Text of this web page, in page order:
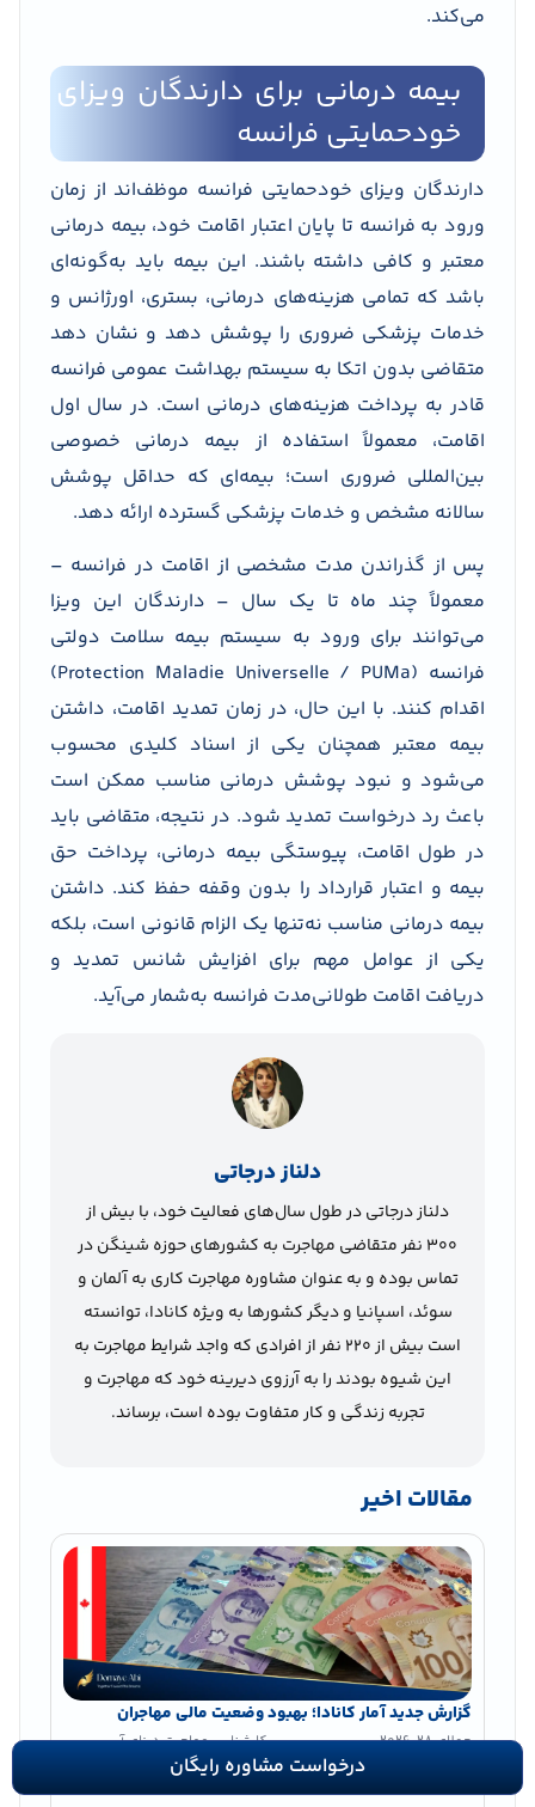
می‌کند.
بیمه درمانی برای دارندگان ویزای
خودحمایتی فرانسه
دارندگان ویزای خودحمایتی فرانسه موظف‌اند از زمان
ورود به فرانسه تا پایان اعتبار اقامت خود، بیمه درمانی
معتبر و کافی داشته باشند. این بیمه باید به‌گونه‌ای
باشد که تمامی هزینه‌های درمانی، بستری، اورژانس و
خدمات پزشکی ضروری را پوشش دهد و نشان دهد
متقاضی بدون اتکا به سیستم بهداشت عمومی فرانسه
قادر به پرداخت هزینه‌های درمانی است. در سال اول
اقامت، معمولاً استفاده از بیمه درمانی خصوصی
بین‌المللی ضروری است؛ بیمه‌ای که حداقل پوشش
سالانه مشخص و خدمات پزشکی گسترده ارائه دهد.
پس از گذراندن مدت مشخصی از اقامت در فرانسه –
معمولاً چند ماه تا یک سال – دارندگان این ویزا
می‌توانند برای ورود به سیستم بیمه سلامت دولتی
فرانسه (Protection Maladie Universelle / PUMa)
اقدام کنند. با این حال، در زمان تمدید اقامت، داشتن
بیمه معتبر همچنان یکی از اسناد کلیدی محسوب
می‌شود و نبود پوشش درمانی مناسب ممکن است
باعث رد درخواست تمدید شود. در نتیجه، متقاضی باید
در طول اقامت، پیوستگی بیمه درمانی، پرداخت حق
بیمه و اعتبار قرارداد را بدون وقفه حفظ کند. داشتن
بیمه درمانی مناسب نه‌تنها یک الزام قانونی است، بلکه
یکی از عوامل مهم برای افزایش شانس تمدید و
دریافت اقامت طولانی‌مدت فرانسه به‌شمار می‌آید.
دلناز درجاتی
دلناز درجاتی در طول سال‌های فعالیت خود، با بیش از
300 نفر متقاضی مهاجرت به کشورهای حوزه شینگن در
تماس بوده و به عنوان مشاوره مهاجرت کاری به آلمان و
سوئد، اسپانیا و دیگر کشورها به ویژه کانادا، توانسته
است بیش از 220 نفر از افرادی که واجد شرایط مهاجرت به
این شیوه بودند را به آرزوی دیرینه خود که مهاجرت و
تجربه زندگی و کار متفاوت بوده است، برساند.
مقالات اخیر
گزارش جدید آمار کانادا؛ بهبود وضعیت مالی مهاجران
جولای 28, 2026 کارشناس مهاجرت درنای آبی
درخواست مشاوره رایگان